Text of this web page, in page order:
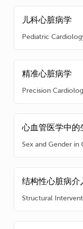
儿科心脏病学
Pediatric
精准心脏病学
Precision
心血管医学中的
Sex and Gender in
结构性心脏病介
Structural